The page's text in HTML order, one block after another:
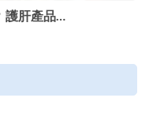
護肝產品…